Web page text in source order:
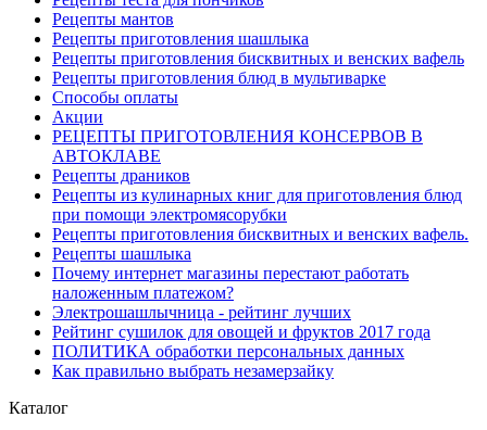
Рецепты мантов
Рецепты приготовления шашлыка
Рецепты приготовления бисквитных и венских вафель
Рецепты приготовления блюд в мультиварке
Способы оплаты
Акции
РЕЦЕПТЫ ПРИГОТОВЛЕНИЯ КОНСЕРВОВ В
АВТОКЛАВЕ
Рецепты драников
Рецепты из кулинарных книг для приготовления блюд
при помощи электромясорубки
Рецепты приготовления бисквитных и венских вафель.
Рецепты шашлыка
Почему интернет магазины перестают работать
наложенным платежом?
Электрошашлычница - рейтинг лучших
Рейтинг сушилок для овощей и фруктов 2017 года
ПОЛИТИКА обработки персональных данных
Как правильно выбрать незамерзайку
Каталог